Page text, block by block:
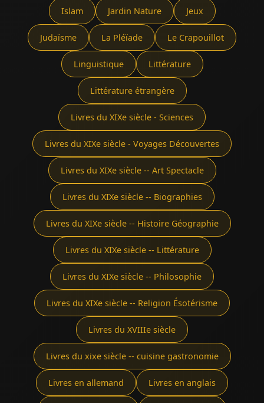
Islam Jardin Nature Jeux
Judaïsme La Pléïade Le Crapouillot
Linguistique Littérature
Littérature étrangère
Livres du XIXe siècle - Sciences
Livres du XIXe siècle - Voyages Découvertes
Livres du XIXe siècle -- Art Spectacle
Livres du XIXe siècle -- Biographies
Livres du XIXe siècle -- Histoire Géographie
Livres du XIXe siècle -- Littérature
Livres du XIXe siècle -- Philosophie
Livres du XIXe siècle -- Religion Ésotérisme
Livres du XVIIIe siècle
Livres du xixe siècle -- cuisine gastronomie
Livres en allemand Livres en anglais